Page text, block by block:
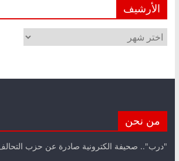
الأرشيف
الأرشيف
من نحن
"درب".. صحيفة الكترونية صادرة عن حزب